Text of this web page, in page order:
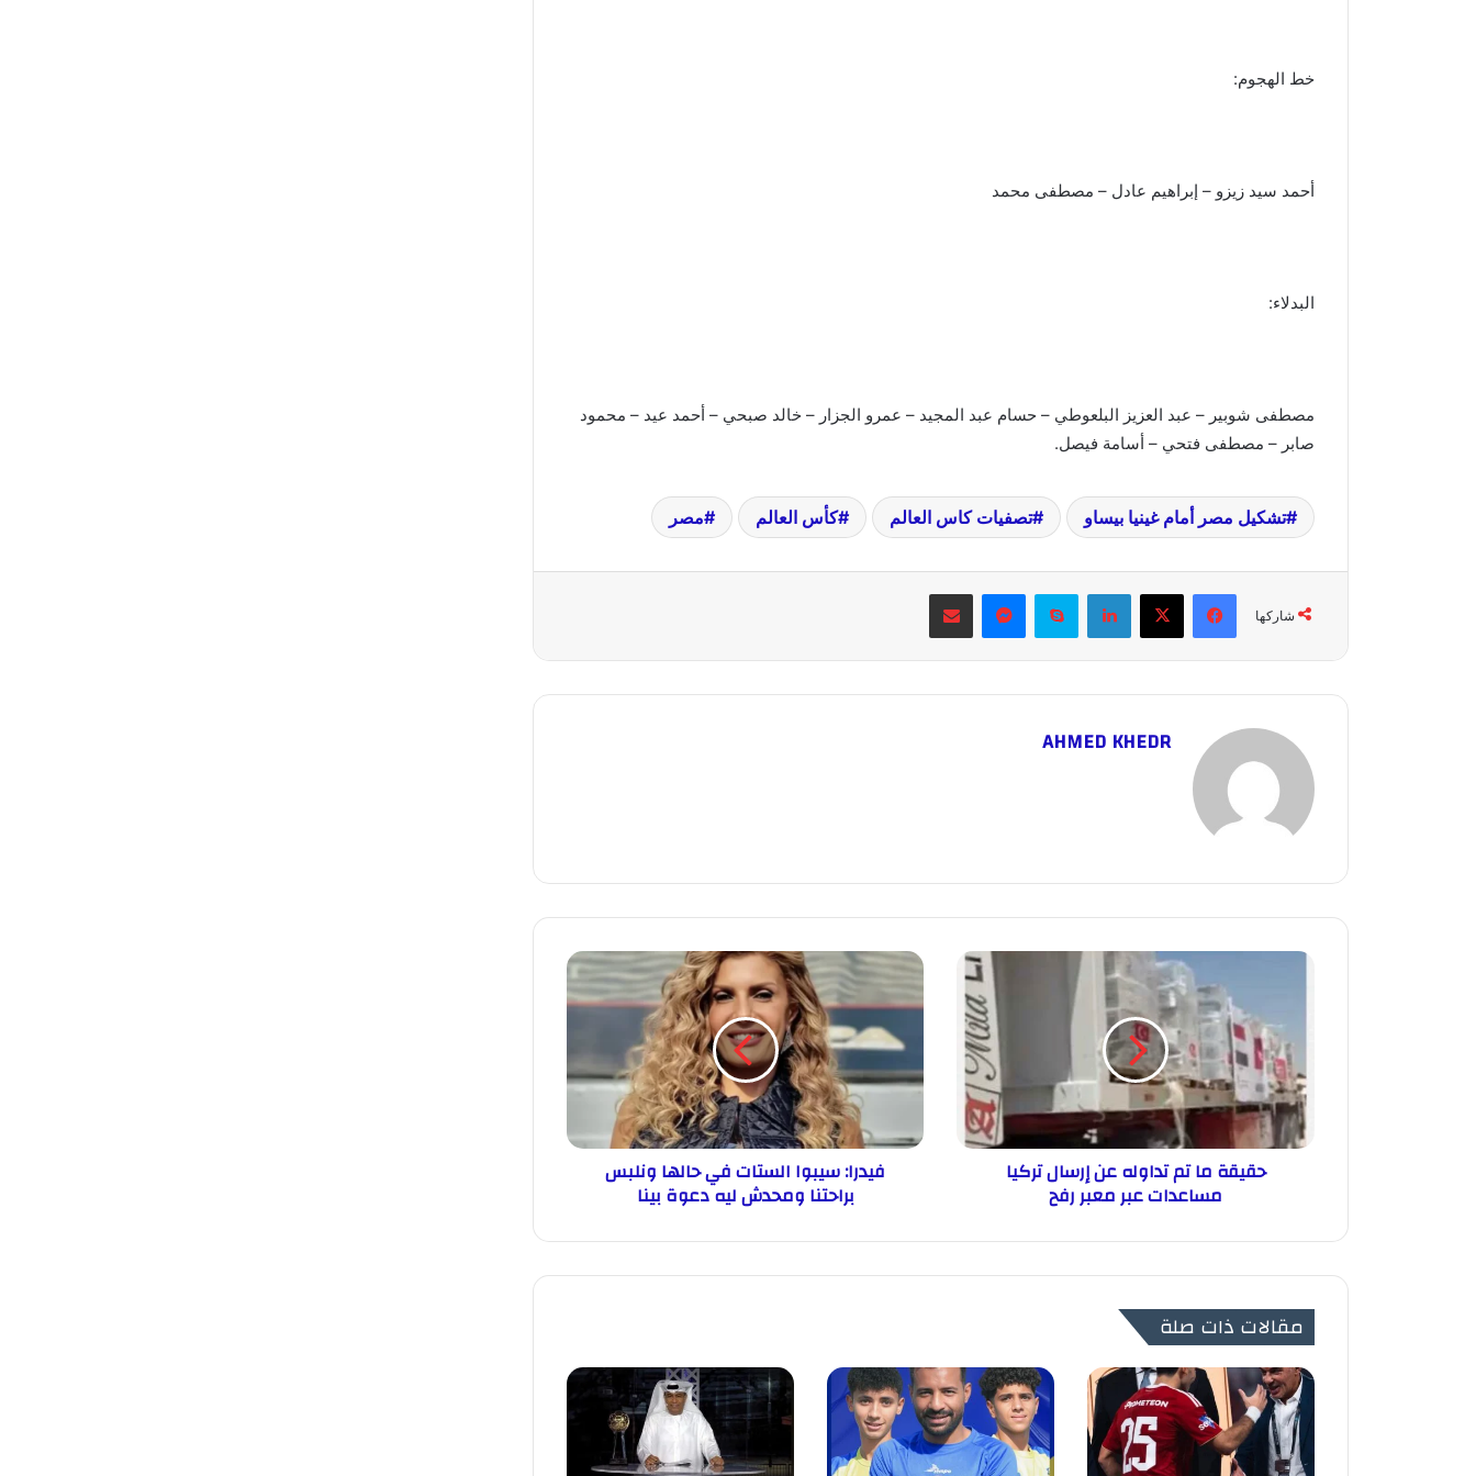
خط الهجوم:
أحمد سيد زيزو – إبراهيم عادل – مصطفى محمد
البدلاء:
مصطفى شوبير – عبد العزيز البلعوطي – حسام عبد المجيد – عمرو الجزار – خالد صبحي – أحمد عيد – محمود
صابر – مصطفى فتحي – أسامة فيصل.
تشكيل مصر أمام غينيا بيساو تصفيات كاس العالم كأس العالم مصر
شاركها
فيسبوك X لينكدإن سكايب ماسنجر مشاركة عبر البريد
AHMED KHEDR
حقيقة ما تم تداوله عن إرسال تركيا
مساعدات عبر معبر رفح
فيدرا: سيبوا الستات في حالها ونلبس
براحتنا ومحدش ليه دعوة بينا
مقالات ذات صلة